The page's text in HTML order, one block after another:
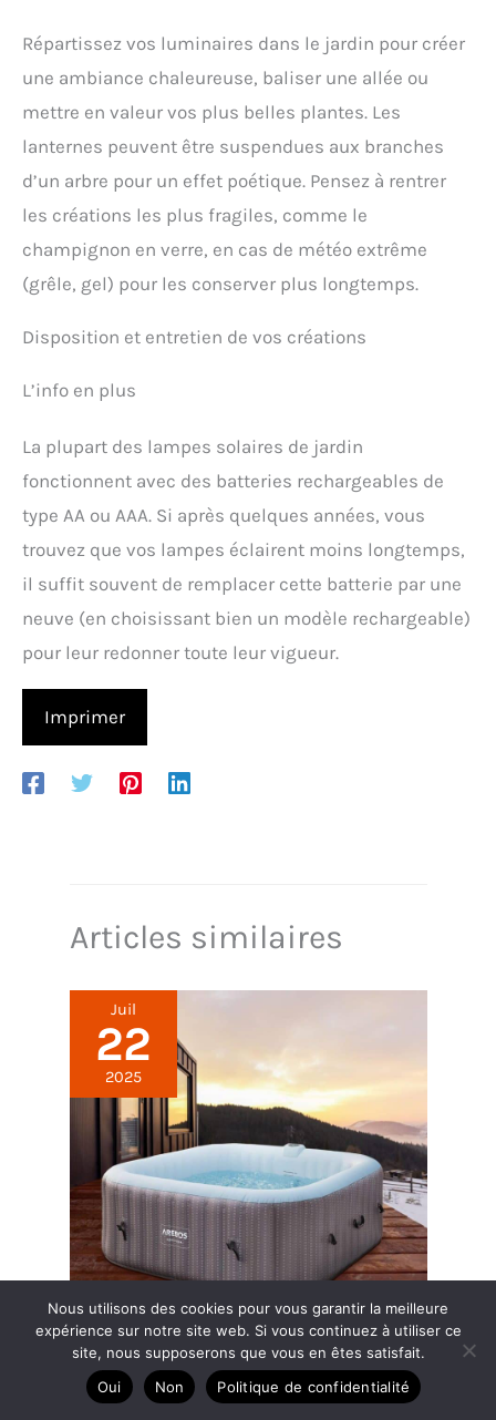
Répartissez vos luminaires dans le jardin pour créer
une ambiance chaleureuse, baliser une allée ou
mettre en valeur vos plus belles plantes. Les
lanternes peuvent être suspendues aux branches
d’un arbre pour un effet poétique. Pensez à rentrer
les créations les plus fragiles, comme le
champignon en verre, en cas de météo extrême
(grêle, gel) pour les conserver plus longtemps.
Disposition et entretien de vos créations
L’info en plus
La plupart des lampes solaires de jardin
fonctionnent avec des batteries rechargeables de
type AA ou AAA. Si après quelques années, vous
trouvez que vos lampes éclairent moins longtemps,
il suffit souvent de remplacer cette batterie par une
neuve (en choisissant bien un modèle rechargeable)
pour leur redonner toute leur vigueur.
Imprimer
Articles similaires
Juil
22
2025
Test : spa gonflable Arebos 2400W pour 6
personnes
Nous utilisons des cookies pour vous garantir la meilleure
expérience sur notre site web. Si vous continuez à utiliser ce
site, nous supposerons que vous en êtes satisfait.
Oui
Non Politique de confidentialité